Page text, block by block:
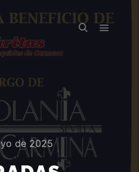
de 2025